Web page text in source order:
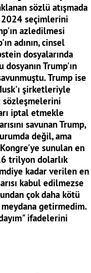
sözlü atışmada
2024 seçimlerini
azledilmesi
adının, cinsel
dosyalarında
Trump'ın
Trump ise
şirketleriyle
sözleşmelerini
iptal etmekle
savunan Trump,
değil, ama
sunulan en
trilyon dolarlık
kadar verilen en
kabul edilmezse
çok daha kötü
getirmedim.
ifadelerini